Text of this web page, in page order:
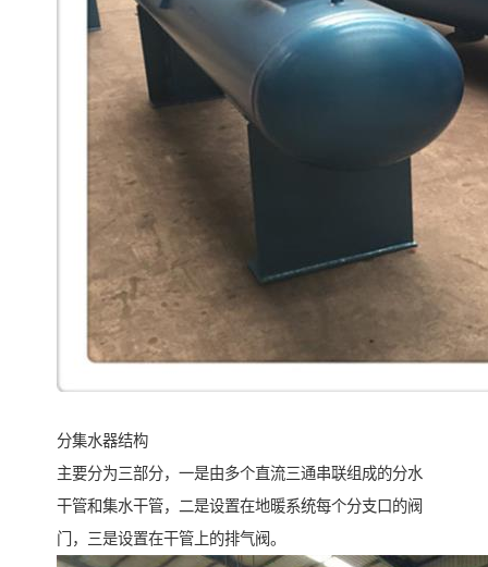
分集水器结构
主要分为三部分，一是由多个直流三通串联组成的分水
干管和集水干管，二是设置在地暖系统每个分支口的阀
门，三是设置在干管上的排气阀。